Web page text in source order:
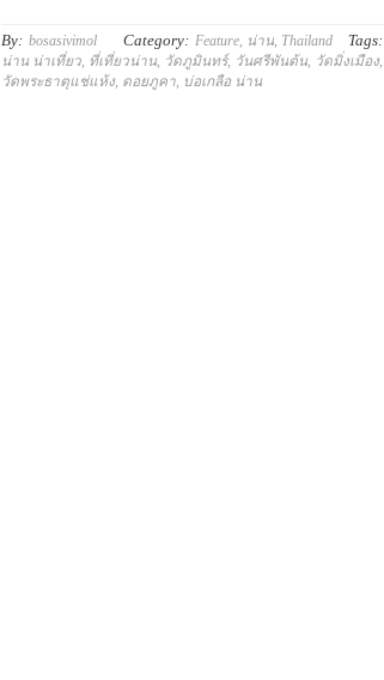
By: bosasivimol Category: Feature, น่าน, Thailand Tags:
น่าน น่าเที่ยว, ที่เที่ยวน่าน, วัดภูมินทร์, วันศรีพันต้น, วัดมิ่งเมือง,
วัดพระธาตุแช่แห้ง, ดอยภูคา, บ่อเกลือ น่าน